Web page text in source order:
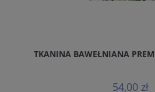
TKANINA BAWEŁNIANA
54,00 zł